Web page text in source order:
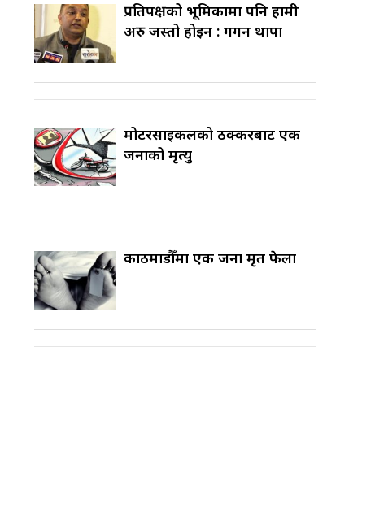
प्रतिपक्षको भूमिकामा पनि हामी
अरु जस्तो होइन : गगन थापा
मोटरसाइकलको ठक्करबाट एक
जनाको मृत्यु
काठमाडौँमा एक जना मृत फेला